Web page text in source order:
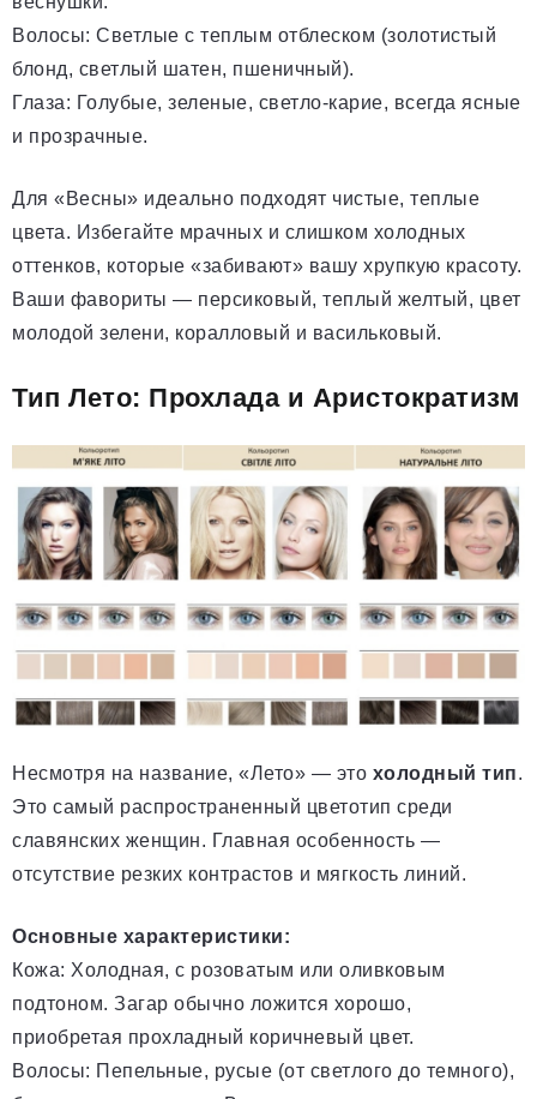
Волосы: Светлые с теплым отблеском (золотистый
блонд, светлый шатен, пшеничный).
Глаза: Голубые, зеленые, светло-карие, всегда ясные
и прозрачные.
Для «Весны» идеально подходят чистые, теплые
цвета. Избегайте мрачных и слишком холодных
оттенков, которые «забивают» вашу хрупкую красоту.
Ваши фавориты — персиковый, теплый желтый, цвет
молодой зелени, коралловый и васильковый.
Тип Лето: Прохлада и Аристократизм
Несмотря на название, «Лето» — это холодный тип.
Это самый распространенный цветотип среди
славянских женщин. Главная особенность —
отсутствие резких контрастов и мягкость линий.
Основные характеристики:
Кожа: Холодная, с розоватым или оливковым
подтоном. Загар обычно ложится хорошо,
приобретая прохладный коричневый цвет.
Волосы: Пепельные, русые (от светлого до темного),